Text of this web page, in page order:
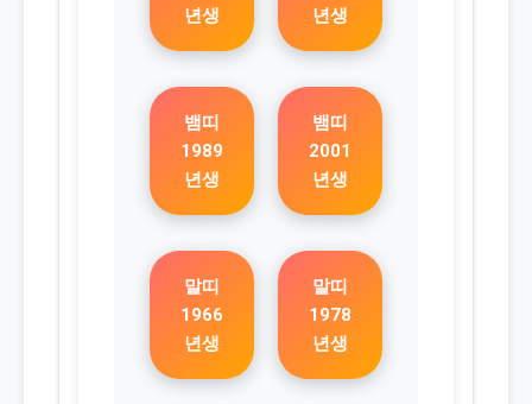
년생
년생
뱀띠
1989
년생
뱀띠
2001
년생
말띠
1966
년생
말띠
1978
년생